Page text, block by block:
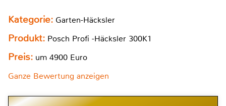
Kategorie: Garten-Häcksler
Produkt: Posch Profi -Häcksler 300K1
Preis: um 4900 Euro
Ganze Bewertung anzeigen